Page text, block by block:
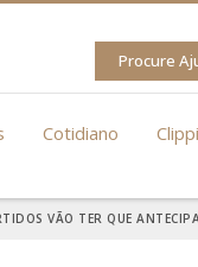
Procure
Cotidiano
VÃO TER QUE